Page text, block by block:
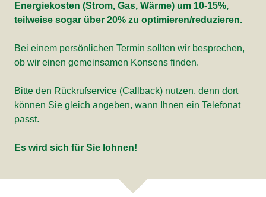
Energiekosten (Strom, Gas, Wärme) um 10-15%,
teilweise sogar über 20% zu optimieren/reduzieren.
Bei einem persönlichen Termin sollten wir besprechen,
ob wir einen gemeinsamen Konsens finden.
Bitte den Rückrufservice (Callback) nutzen, denn dort
können Sie gleich angeben, wann Ihnen ein Telefonat
passt.
Es wird sich für Sie lohnen!